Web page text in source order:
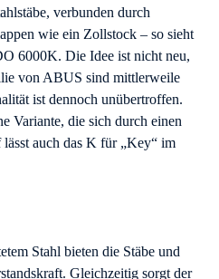
verbunden durch
wie ein Zollstock – so sieht
6000K. Die Idee ist nicht neu,
von ABUS sind mittlerweile
ist dennoch unübertroffen.
Variante, die sich durch einen
auch das K für „Key“ im
Stahl bieten die Stäbe und
Gleichzeitig sorgt der